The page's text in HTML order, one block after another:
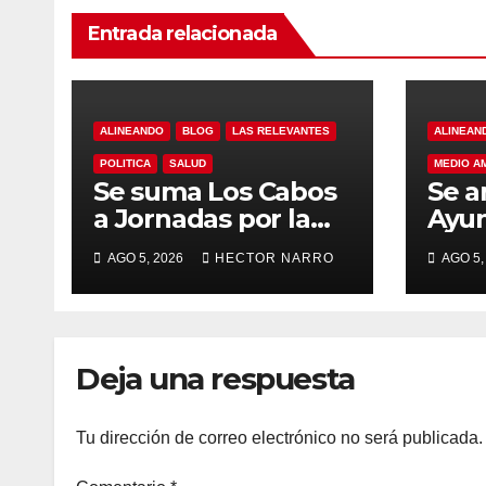
Entrada relacionada
ALINEANDO BLOG LAS RELEVANTES
POLITICA SALUD
Se suma Los Cabos
a Jornadas por la
Paz con
capacitación en
primeros auxilios
AGO 5, 2026 HECTOR NARRO
MEDIO
Se
Los
AGO
Deja una respuesta
Tu dirección de correo electrónico no será publicada.